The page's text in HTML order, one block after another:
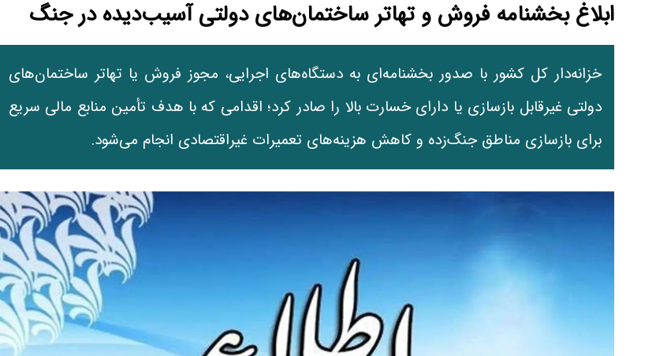
ابلاغ بخشنامه فروش و تهاتر ساختمان‌های دولتی آسیب‌دیده در جنگ
خزانه‌دار کل کشور با صدور بخشنامه‌ای به دستگاه‌های اجرایی، مجوز فروش یا تهاتر ساختمان‌های
دولتی غیرقابل بازسازی یا دارای خسارت بالا را صادر کرد؛ اقدامی که با هدف تأمین منابع مالی سریع
برای بازسازی مناطق جنگ‌زده و کاهش هزینه‌های تعمیرات غیراقتصادی انجام می‌شود.